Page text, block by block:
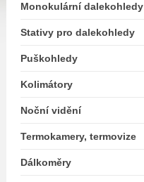
Monokulární dalekohledy
Stativy pro dalekohledy
Puškohledy
Kolimátory
Noční vidění
Termokamery, termovize
Dálkoměry